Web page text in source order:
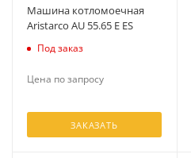
Машина котломоечная
Aristarco AU 55.65 E ES
Под заказ
Цена по запросу
ЗАКАЗАТЬ